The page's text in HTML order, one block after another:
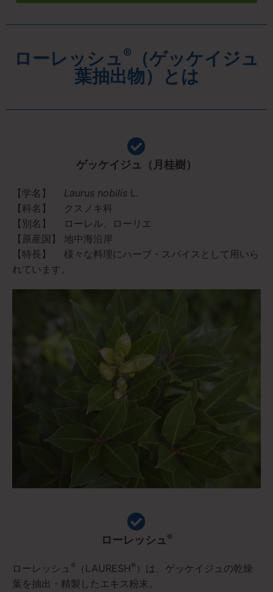
ローレッシュ®
（ゲッケイジュ
葉抽出物）とは
ゲッケイジュ（月桂樹）
【学名】 Laurus nobilis L.
【科名】 クスノキ科
【別名】 ローレル、ローリエ
【原産国】 地中海沿岸
【特長】 様々な料理にハーブ・スパイスとして用いら
れています。
ローレッシュ®
ローレッシュ ® （LAURESH ® ）は、ゲッケイジュの乾燥
葉を抽出・精製したエキス粉末。